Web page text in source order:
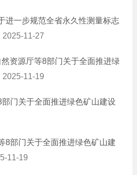
进一步规范全省永久性测量标志
2025-11-27
资源厅等8部门关于全面推进绿
2025-11-19
门关于全面推进绿色矿山建设
8部门关于全面推进绿色矿山建
11-19